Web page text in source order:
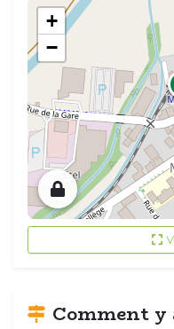
+
−
Comment y